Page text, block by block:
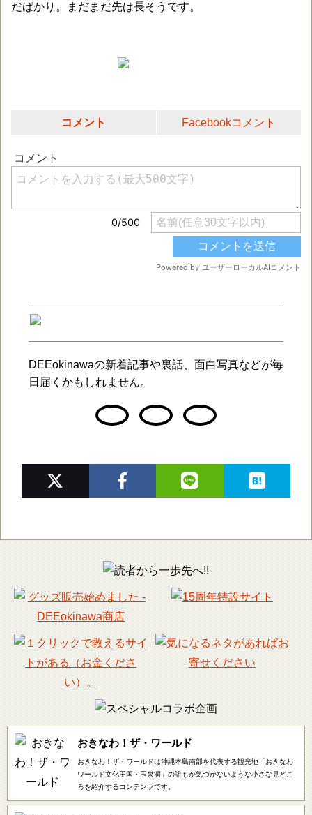
だばかり。まだまだ先は長そうです。
コメント Facebookコメント
DEEokinawaの新着記事や裏話、面白写真などが毎
日届くかもしれません。
おきなわ！ザ・ワールド
おきなわ！ザ・ワールドは沖縄本島南部を代表する観光地「おきなわ
ワールド文化王国・玉泉洞」の誰もが気づかないような小さな見どこ
ろを紹介するコンテンツです。